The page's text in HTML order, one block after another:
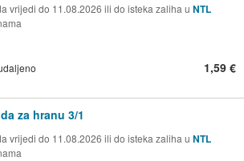
vrijedi do 11.08.2026 ili do isteka zaliha u NTL
1,59 €
za hranu 3/1
vrijedi do 11.08.2026 ili do isteka zaliha u NTL